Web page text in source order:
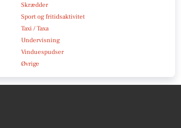
Skrædder
Sport og fritidsaktivitet
Taxi / Taxa
Undervisning
Vinduespudser
Øvrige